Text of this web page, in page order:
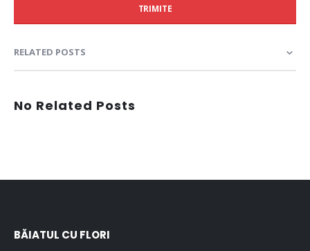
TRIMITE
RELATED POSTS
No Related Posts
BĂIATUL CU FLORI